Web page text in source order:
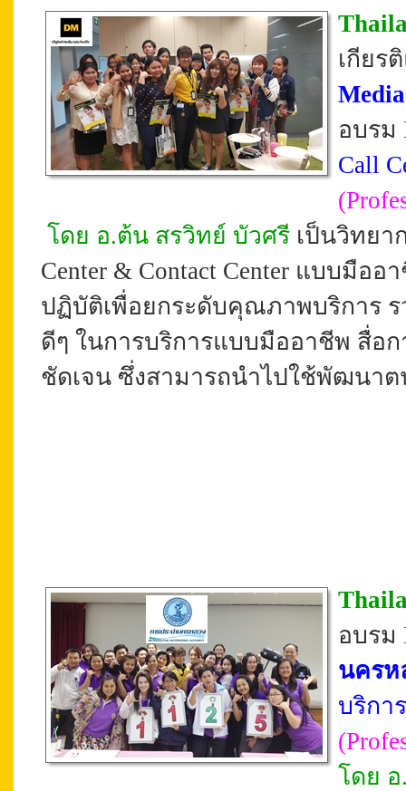
เกียร
อบรม
Call
(
โดย อ.ต้น สรวิทย์ บัวศรี เป็นวิทยา
Center & Contact Center แบบมือ
ปฏิบัติเพื่อยกระดับคุณภาพบริการ
ดีๆ ในการบริการแบบมืออาชีพ สื่อ
ชัดเจน ซึ่งสามารถนำไปใช้พัฒนาต
อบรม
นครห
บริกา
(
โดย